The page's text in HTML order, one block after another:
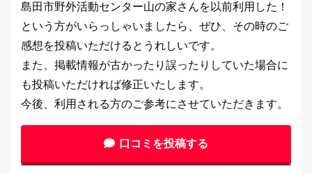
島田市野外活動センター山の家さんを以前利用した！
という方がいらっしゃいましたら、ぜひ、その時のご
感想を投稿いただけるとうれしいです。
また、掲載情報が古かったり誤ったりしていた場合に
も投稿いただければ修正いたします。
今後、利用される方のご参考にさせていただきます。
口コミを投稿する